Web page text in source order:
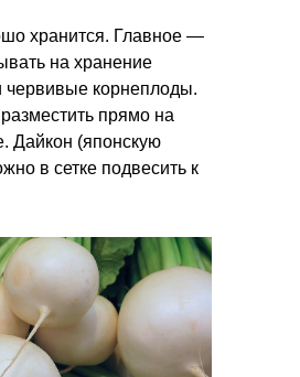
хранится. Главное —
на хранение
червивые корнеплоды.
прямо на
Дайкон (японскую
в сетке подвесить к